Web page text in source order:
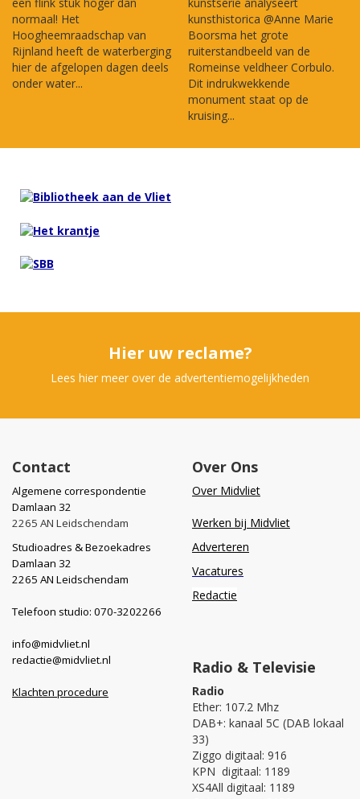
normaal! Het
Hoogheemraadschap van
Rijnland heeft de waterberging
hier de afgelopen dagen deels
onder water...
kunsthistorica @Anne Marie
Boorsma het grote
ruiterstandbeeld van de
Romeinse veldheer Corbulo.
Dit indrukwekkende
monument staat op de
kruising...
Hier uw reclame?
Lees hier meer over de advertentiemogelijkheden
Contact
Algemene correspondentie
Damlaan 32
2265 AN Leidschendam
Studioadres & Bezoekadres
Damlaan 32
2265 AN Leidschendam
Telefoon studio: 070-3202266
info@midvliet.nl
redactie@midvliet.nl
Klachten procedure
Over Ons
Over Midvliet
Werken bij Midvliet
Adverteren
Vacatures
Redactie
Radio & Televisie
Radio
Ether: 107.2 Mhz
DAB+: kanaal 5C (DAB lokaal
33)
Ziggo digitaal: 916
KPN digitaal: 1189
XS4All digitaal: 1189